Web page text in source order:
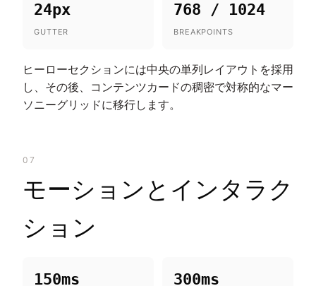
24px
GUTTER
768 / 1024
BREAKPOINTS
ヒーローセクションには中央の単列レイアウトを採用
し、その後、コンテンツカードの稠密で対称的なマー
ソニーグリッドに移行します。
07
モーションとインタラク
ション
150ms 300ms